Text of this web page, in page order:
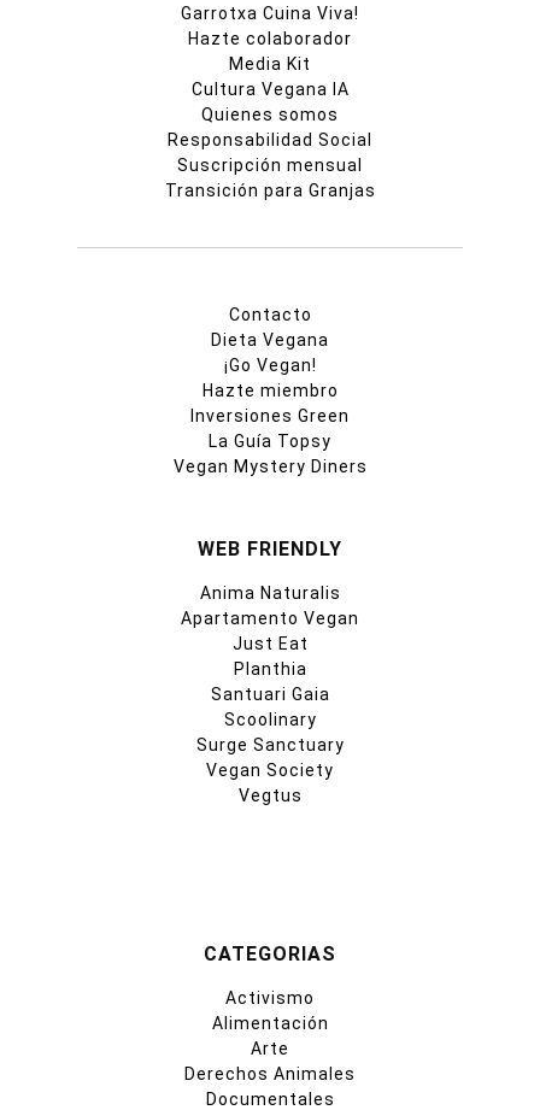
Garrotxa Cuina Viva!
Hazte colaborador
Media Kit
Cultura Vegana IA
Quienes somos
Responsabilidad Social
Suscripción mensual
Transición para Granjas
Contacto
Dieta Vegana
¡Go Vegan!
Hazte miembro
Inversiones Green
La Guía Topsy
Vegan Mystery Diners
WEB FRIENDLY
Anima Naturalis
Apartamento Vegan
Just Eat
Planthia
Santuari Gaia
Scoolinary
Surge Sanctuary
Vegan Society
Vegtus
CATEGORIAS
Activismo
Alimentación
Arte
Derechos Animales
Documentales